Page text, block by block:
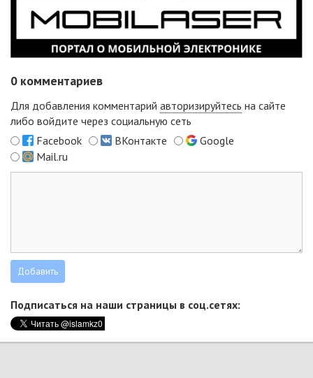
0 комментариев
Для добавления комментарий авторизируйтесь на сайте
либо войдите через социальную сеть
Facebook
ВКонтакте
Google
Mail.ru
Подписаться на наши страницы в соц.сетях: